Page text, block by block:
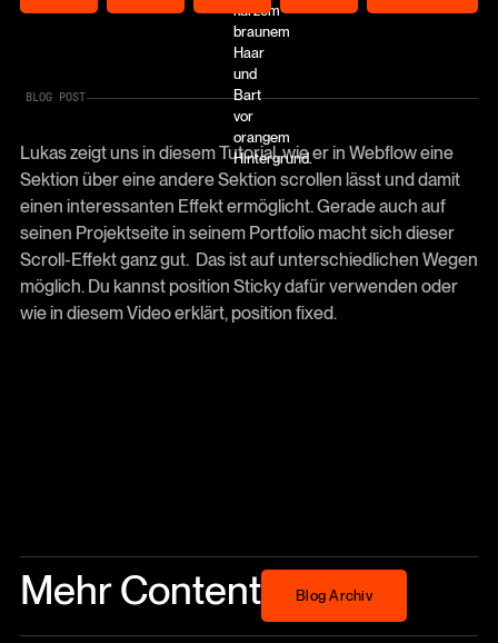
BLOG POST
Lukas zeigt uns in diesem Tutorial, wie er in Webflow eine
Sektion über eine andere Sektion scrollen lässt und damit
einen interessanten Effekt ermöglicht. Gerade auch auf
seinen Projektseite in seinem Portfolio macht sich dieser
Scroll-Effekt ganz gut. Das ist auf unterschiedlichen Wegen
möglich. Du kannst position Sticky dafür verwenden oder
wie in diesem Video erklärt, position fixed.
Mehr Content Blog Archiv
Blog Archiv